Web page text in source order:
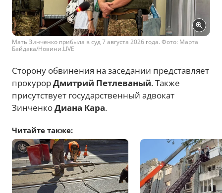
Мать Зинченко прибыла в суд 7 августа 2026 года. Фото: Марта
Байдака/Новини.LIVE
Сторону обвинения на заседании представляет
прокурорДмитрий Петлеваный. Также
присутствует государственный адвокат
ЗинченкоДиана Кара.
Читайте также: